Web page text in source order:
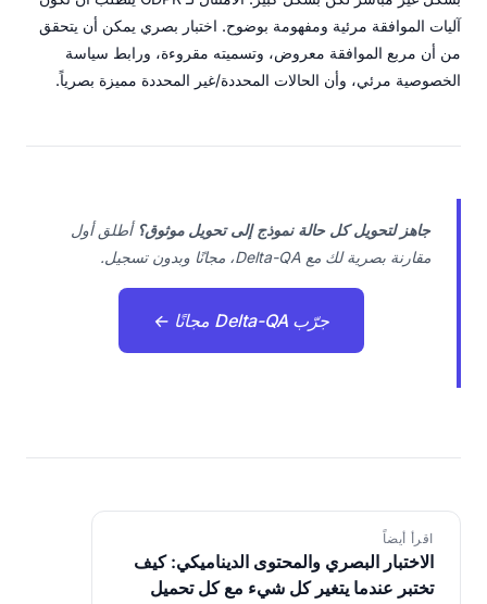
آليات الموافقة مرئية ومفهومة بوضوح. اختبار بصري يمكن أن يتحقق
من أن مربع الموافقة معروض، وتسميته مقروءة، ورابط سياسة
الخصوصية مرئي، وأن الحالات المحددة/غير المحددة مميزة بصرياً.
جاهز لتحويل كل حالة نموذج إلى تحويل موثوق؟ أطلق أول
مقارنة بصرية لك مع Delta-QA، مجانًا وبدون تسجيل.
جرّب Delta-QA مجانًا ←
اقرأ أيضاً
الاختبار البصري والمحتوى الديناميكي: كيف
تختبر عندما يتغير كل شيء مع كل تحميل